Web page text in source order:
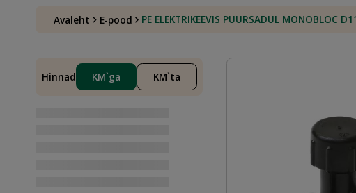
Avaleht E-pood PE ELEKTRIKEEVIS PUURSADUL MONOBLOC
Hinnad KM`ga KM`ta